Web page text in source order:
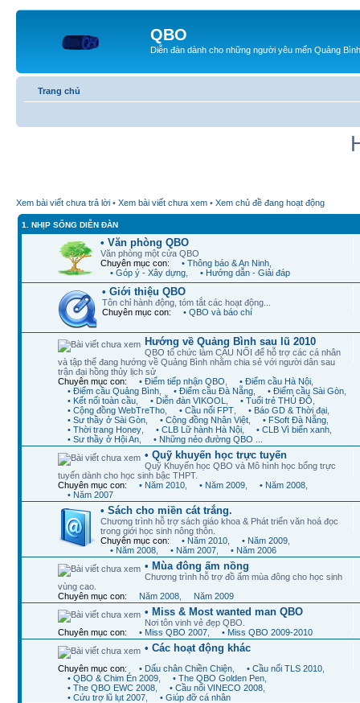
QBO
Diễn đàn dành cho những người yêu mến Quảng Bình
Trang chủ
Xem bài viết chưa trả lời • Xem bài viết chưa xem • Xem chủ đề đang hoạt động
1. NHỊP SỐNG DIỄN ĐÀN
• Văn phòng QBO
Văn phòng một cửa QBO
Chuyên mục con:
• Thông báo & An Ninh
• Góp ý - Xây dựng
• Hướng dẫn - Giải đáp
• Giới thiệu QBO
Tôn chỉ hành động, tóm tắt các hoạt động...
Chuyên mục con:
• QBO và báo chí
Hướng về Quảng Bình sau lũ 2010
QBO tổ chức làm CẦU NỐI để hỗ trợ các cá nhân
và tập thể đang hướng về Quảng Bình nhằm chia sẻ với người dân sau
trận đại hồng thủy lịch sử
Chuyên mục con:
• Điểm tiếp nhận QBO • Điểm cầu Hà Nội
• Điểm cầu Quảng Bình
• Điểm cầu Đà Nẵng • Điểm cầu Sài Gòn
• Kết nối toàn cầu
• Diễn đàn VIKOOL • Tuổi trẻ THỦ ĐÔ
• Cộng đồng WebTreTho
• Cầu nối FPT • Báo GD & Thời đại
• Sư thầy ở Sài Gòn
• Cộng đồng Nhân Việt • FSoft Đà Nẵng
• Thời trang Honey
• CLB Lữ hành Hà Nội • CLB Vì biển xanh
• Sư thầy ở Hội An
• Những nẻo đường QBO ...
• Quỹ khuyến học trực tuyến
Quỹ Khuyến học QBO và Mô hình học bổng trực
tuyến dành cho học sinh bậc THPT.
Chuyên mục con:
• Năm 2010 • Năm 2009 • Năm 2008
• Năm 2007
• Sách cho miền cát trắng.
Chương trình hỗ trợ sách giáo khoa & Phát triển văn hoá đọc
trong giới học sinh nông thôn.
Chuyên mục con:
• Năm 2010 • Năm 2009
• Năm 2008
• Năm 2007 • Năm 2006
• Mùa đông ấm nồng
Chương trình hỗ trợ đồ ấm mùa đông cho học sinh
vùng cao.
Chuyên mục con:
Năm 2008 Năm 2009
• Miss & Most wanted man QBO
Nơi tôn vinh vẻ đẹp QBO.
Chuyên mục con:
• Miss QBO 2007 • Miss QBO 2009-2010
• Các hoạt động khác
Chuyên mục con: • Dấu chân Chiền Chiện • Cầu nối TLS 2010
• QBO & Chim Én 2009
• The QBO Golden Pen
• The QBO EWC 2008
• Cầu nối VINECO 2008
• Cứu trợ lũ lụt 2007
• Giúp đỡ cá nhân